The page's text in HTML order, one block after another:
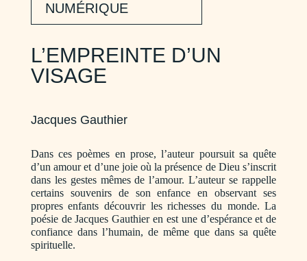
NUMÉRIQUE
L’EMPREINTE D’UN
VISAGE
Jacques Gauthier
Dans ces poèmes en prose, l’auteur poursuit sa quête
d’un amour et d’une joie où la présence de Dieu s’inscrit
dans les gestes mêmes de l’amour. L’auteur se rappelle
certains souvenirs de son enfance en observant ses
propres enfants découvrir les richesses du monde. La
poésie de Jacques Gauthier en est une d’espérance et de
confiance dans l’humain, de même que dans sa quête
spirituelle.